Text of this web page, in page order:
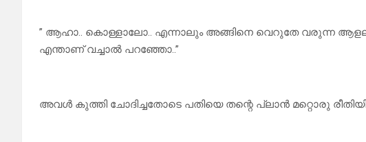
” ആഹാ.. കൊള്ളാലോ.. എന്നാലും അങ്ങിനെ വെറുതേ വരുന്ന
എന്താണ് വച്ചാൽ പറഞ്ഞോ..”
അവൾ കുത്തി ചോദിച്ചതോടെ പതിയെ തന്റെ പ്ലാൻ മറ്റൊരു